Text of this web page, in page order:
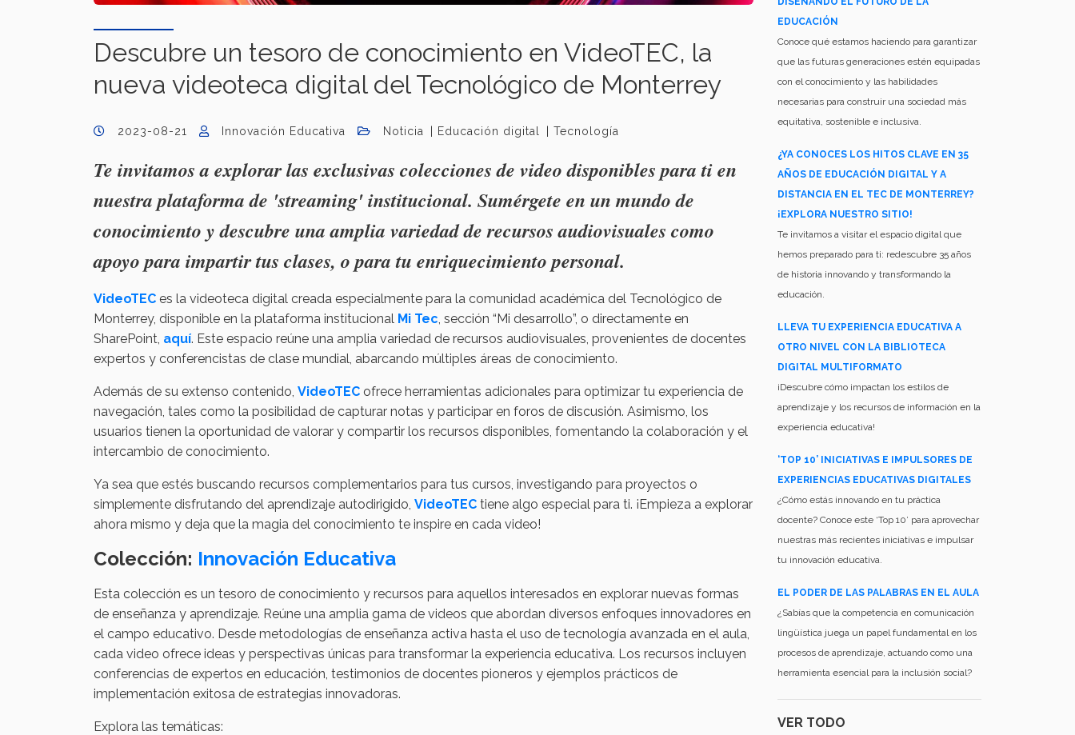
Descubre un tesoro de conocimiento en VideoTEC, la
nueva videoteca digital del Tecnológico de Monterrey
2023-08-21 Innovación Educativa Noticia Educación digital Tecnología
Te invitamos a explorar las exclusivas colecciones de video disponibles para ti en
nuestra plataforma de 'streaming' institucional. Sumérgete en un mundo de
conocimiento y descubre una amplia variedad de recursos audiovisuales como
apoyo para impartir tus clases, o para tu enriquecimiento personal.
VideoTEC es la videoteca digital creada especialmente para la comunidad académica del Tecnológico de
Monterrey, disponible en la plataforma institucional Mi Tec , sección “Mi desarrollo”, o directamente en
SharePoint, aquí. Este espacio reúne una amplia variedad de recursos audiovisuales, provenientes de docentes
expertos y conferencistas de clase mundial, abarcando múltiples áreas de conocimiento.
Además de su extenso contenido, VideoTEC ofrece herramientas adicionales para optimizar tu experiencia de
navegación, tales como la posibilidad de capturar notas y participar en foros de discusión. Asimismo, los
usuarios tienen la oportunidad de valorar y compartir los recursos disponibles, fomentando la colaboración y el
intercambio de conocimiento.
Ya sea que estés buscando recursos complementarios para tus cursos, investigando para proyectos o
simplemente disfrutando del aprendizaje autodirigido, VideoTEC tiene algo especial para ti. ¡Empieza a explorar
ahora mismo y deja que la magia del conocimiento te inspire en cada video!
Colección: Innovación Educativa
Esta colección es un tesoro de conocimiento y recursos para aquellos interesados en explorar nuevas formas
de enseñanza y aprendizaje. Reúne una amplia gama de videos que abordan diversos enfoques innovadores en
el campo educativo. Desde metodologías de enseñanza activa hasta el uso de tecnología avanzada en el aula,
cada video ofrece ideas y perspectivas únicas para transformar la experiencia educativa. Los recursos incluyen
conferencias de expertos en educación, testimonios de docentes pioneros y ejemplos prácticos de
implementación exitosa de estrategias innovadoras.
Explora las temáticas:
EDUCACIÓN
Conoce qué estamos haciendo para garantizar
que las futuras generaciones estén equipadas
con el conocimiento y las habilidades
necesarias para construir una sociedad más
equitativa, sostenible e inclusiva.
¿YA CONOCES LOS HITOS CLAVE EN 35
AÑOS DE EDUCACIÓN DIGITAL Y A
DISTANCIA EN EL TEC DE MONTERREY?
¡EXPLORA NUESTRO SITIO!
Te invitamos a visitar el espacio digital que
hemos preparado para ti: redescubre 35 años
de historia innovando y transformando la
educación.
LLEVA TU EXPERIENCIA EDUCATIVA A
OTRO NIVEL CON LA BIBLIOTECA
DIGITAL MULTIFORMATO
¡Descubre cómo impactan los estilos de
aprendizaje y los recursos de información en la
experiencia educativa!
‘TOP 10’ INICIATIVAS E IMPULSORES DE
EXPERIENCIAS EDUCATIVAS DIGITALES
¿Cómo estás innovando en tu práctica
docente? Conoce este ‘Top 10’ para aprovechar
nuestras más recientes iniciativas e impulsar
tu innovación educativa.
EL PODER DE LAS PALABRAS EN EL AULA
¿Sabías que la competencia en comunicación
lingüística juega un papel fundamental en los
procesos de aprendizaje, actuando como una
herramienta esencial para la inclusión social?
VER TODO